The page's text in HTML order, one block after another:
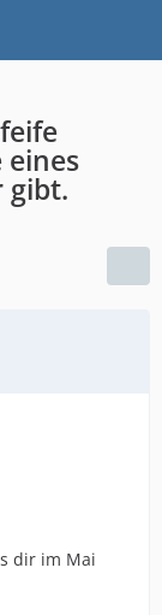
eines
gibt.
dir im Mai